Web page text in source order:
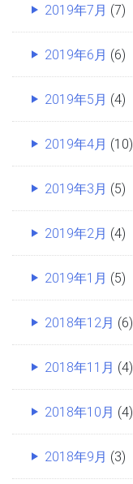
2019年7月 (7)
2019年6月 (6)
2019年5月 (4)
2019年4月 (10)
2019年3月 (5)
2019年2月 (4)
2019年1月 (5)
2018年12月 (6)
2018年11月 (4)
2018年10月 (4)
2018年9月 (3)